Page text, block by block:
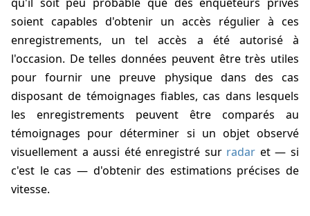
qu'il soit peu probable que des enquêteurs privés
soient capables d'obtenir un accès régulier à ces
enregistrements, un tel accès a été autorisé à
l'occasion. De telles données peuvent être très utiles
pour fournir une preuve physique dans des cas
disposant de témoignages fiables, cas dans lesquels
les enregistrements peuvent être comparés au
témoignages pour déterminer si un objet observé
visuellement a aussi été enregistré sur radar et — si
c'est le cas — d'obtenir des estimations précises de
vitesse.